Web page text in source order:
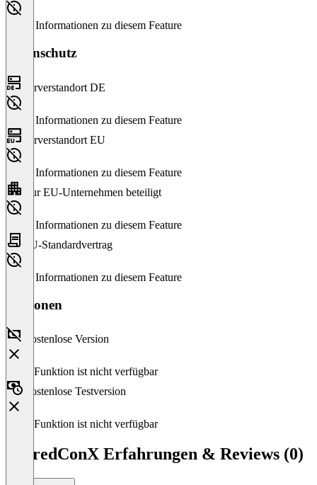
Keine Informationen zu diesem Feature
Datenschutz
Serverstandort DE
Keine Informationen zu diesem Feature
Serverstandort EU
Keine Informationen zu diesem Feature
Nur EU-Unternehmen beteiligt
Keine Informationen zu diesem Feature
EU-Standardvertrag
Keine Informationen zu diesem Feature
Versionen
Kostenlose Version
Diese Funktion ist nicht verfügbar
Kostenlose Testversion
Diese Funktion ist nicht verfügbar
SharedConX Erfahrungen & Reviews (0)